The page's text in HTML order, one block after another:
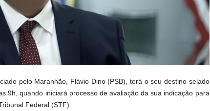
pelo Maranhão, Flávio Dino (PSB), terá o seu destino selado
9h, quando iniciará processo de avaliação da sua indicação para
Federal (STF).